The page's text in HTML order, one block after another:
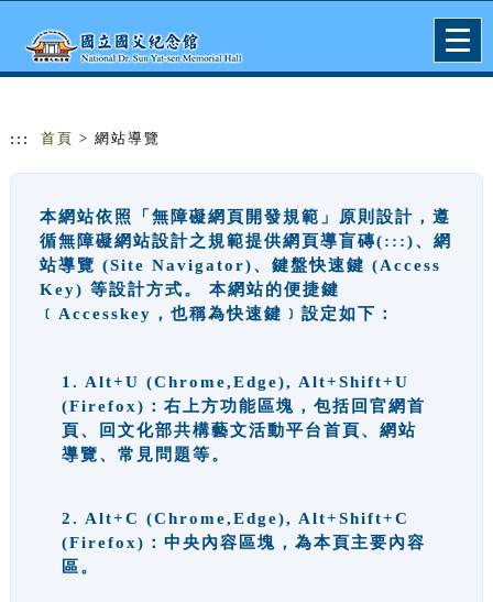
::: 首頁 > 網站導覽
本網站依照「無障礙網頁開發規範」原則設計，遵
循無障礙網站設計之規範提供網頁導盲磚(:::)、網
站導覽 (Site Navigator)、鍵盤快速鍵 (Access
Key) 等設計方式。 本網站的便捷鍵
﹝Accesskey，也稱為快速鍵﹞設定如下：
1. Alt+U (Chrome,Edge), Alt+Shift+U
(Firefox)：右上方功能區塊，包括回官網首
頁、回文化部共構藝文活動平台首頁、網站
導覽、常見問題等。
2. Alt+C (Chrome,Edge), Alt+Shift+C
(Firefox)：中央內容區塊，為本頁主要內容
區。